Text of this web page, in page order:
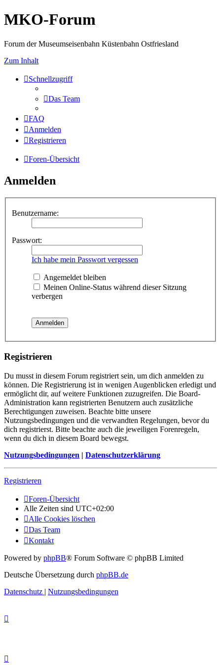
MKO-Forum
Forum der Museumseisenbahn Küstenbahn Ostfriesland
Zum Inhalt
Schnellzugriff
Das Team
FAQ
Anmelden
Registrieren
Foren-Übersicht
Anmelden
Benutzername:
Passwort:
Ich habe mein Passwort vergessen
Angemeldet bleiben
Meinen Online-Status während dieser Sitzung
verbergen
Registrieren
Du musst in diesem Forum registriert sein, um dich anmelden zu
können. Die Registrierung ist in wenigen Augenblicken erledigt und
ermöglicht dir, auf weitere Funktionen zuzugreifen. Die Board-
Administration kann registrierten Benutzern auch zusätzliche
Berechtigungen zuweisen. Beachte bitte unsere
Nutzungsbedingungen und die verwandten Regelungen, bevor du
dich registrierst. Bitte beachte auch die jeweiligen Forenregeln,
wenn du dich in diesem Board bewegst.
Nutzungsbedingungen | Datenschutzerklärung
Registrieren
Foren-Übersicht
Alle Zeiten sind UTC+02:00
Alle Cookies löschen
Das Team
Kontakt
Powered by phpBB® Forum Software © phpBB Limited
Deutsche Übersetzung durch phpBB.de
Datenschutz | Nutzungsbedingungen